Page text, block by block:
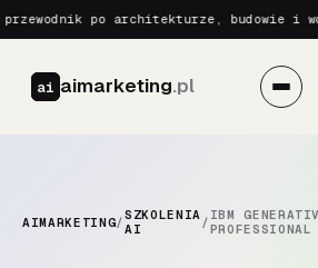
po architekturze, budowie i
ai aimarketing.pl
AIMARKETING/SZKOLENIA
AI
/ IBM